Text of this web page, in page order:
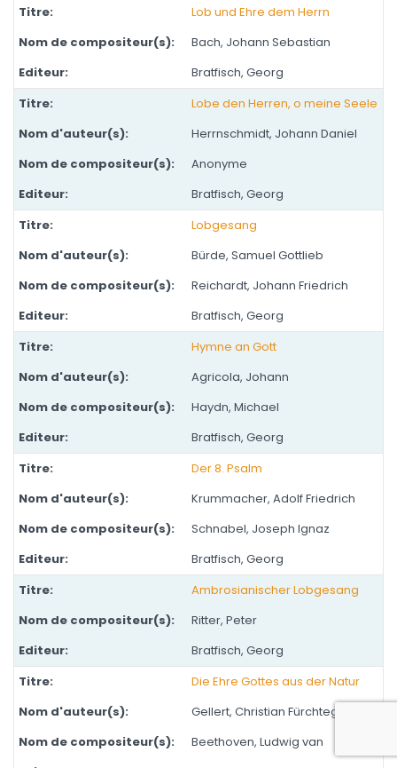
Lob und Ehre dem Herrn
Bach, Johann Sebastian
Bratfisch, Georg
Lobe den Herren, o meine Seele
Herrnschmidt, Johann Daniel
Anonyme
Bratfisch, Georg
Lobgesang
Bürde, Samuel Gottlieb
Reichardt, Johann Friedrich
Bratfisch, Georg
Hymne an Gott
Agricola, Johann
Haydn, Michael
Bratfisch, Georg
Der 8. Psalm
Krummacher, Adolf Friedrich
Schnabel, Joseph Ignaz
Bratfisch, Georg
Ambrosianischer Lobgesang
Ritter, Peter
Bratfisch, Georg
Die Ehre Gottes aus der Natur
Gellert, Christian Fürchtegott
Beethoven, Ludwig van